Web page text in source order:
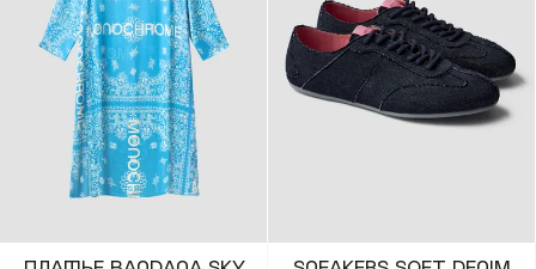
(REUNION)
Подарочная карта
онлайн
КУПИТЬ КАРТУ
Магазины